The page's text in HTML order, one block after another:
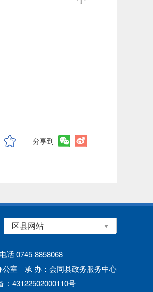
分享到
话 0745-8858068
公室
承 办：会同县政务服务中心
：43122502000110号